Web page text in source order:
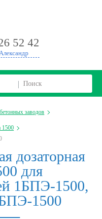
52 42
заводов
1500
дозаторная
для
1БПЭ-1500,
1500